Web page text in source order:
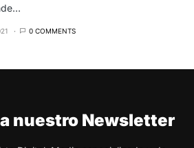
0 COMMENTS
nuestro Newsletter